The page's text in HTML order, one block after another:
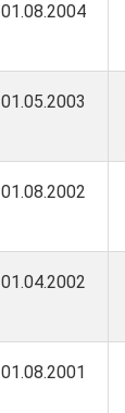
01.08.2004
01.05.2003
01.08.2002
01.04.2002
01.08.2001